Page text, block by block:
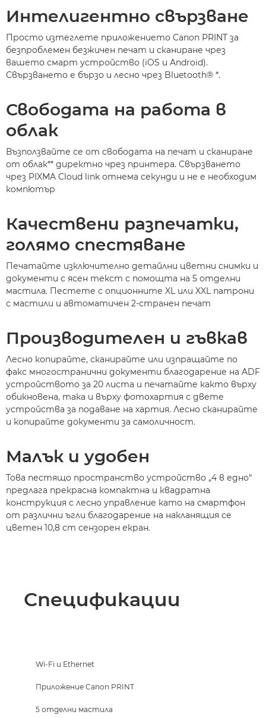
Интелигентно свързване
Просто изтеглете приложението Canon PRINT за
безпроблемен безжичен печат и сканиране чрез
вашето смарт устройство (iOS и Android).
Свързването е бързо и лесно чрез Bluetooth® *.
Свободата на работа в
облак
Възползвайте се от свободата на печат и сканиране
от облак** директно чрез принтера. Свързването
чрез PIXMA Cloud link отнема секунди и не е необходим
компютър
Качествени разпечатки,
голямо спестяване
Печатайте изключително детайлни цветни снимки и
документи с ясен текст с помощта на 5 отделни
мастила. Пестете с опционните XL или XXL патрони
с мастили и автоматичен 2-странен печат
Производителен и гъвкав
Лесно копирайте, сканирайте или изпращайте по
факс многостранични документи благодарение на ADF
устройството за 20 листа и печатайте както върху
обикновена, така и върху фотохартия с двете
устройства за подаване на хартия. Лесно сканирайте
и копирайте документи за самоличност.
Малък и удобен
Това пестящо пространство устройство „4 в едно“
предлага прекрасна компактна и квадратна
конструкция с лесно управление като на смартфон
от различни ъгли благодарение на накланящия се
цветен 10,8 cm сензорен екран.
Спецификации
Wi-Fi и Ethernet
Приложение Canon PRINT
5 отделни мастила